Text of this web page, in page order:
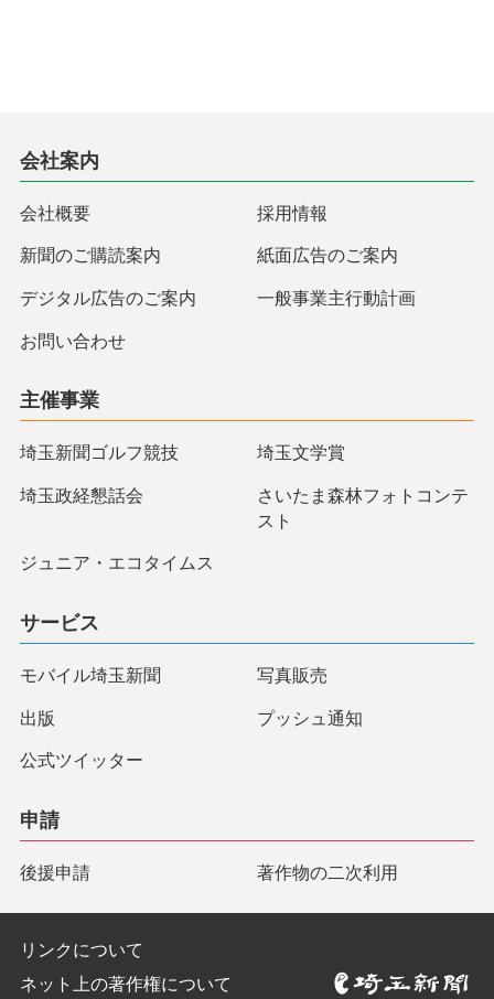
会社案内
会社概要 採用情報
新聞のご購読案内 紙面広告のご案内
デジタル広告のご案内 一般事業主行動計画
お問い合わせ
主催事業
埼玉新聞ゴルフ競技 埼玉文学賞
埼玉政経懇話会
さいたま森林フォトコンテ
スト
ジュニア・エコタイムス
サービス
モバイル埼玉新聞 写真販売
出版 プッシュ通知
公式ツイッター
申請
後援申請 著作物の二次利用
リンクについて
ネット上の著作権について